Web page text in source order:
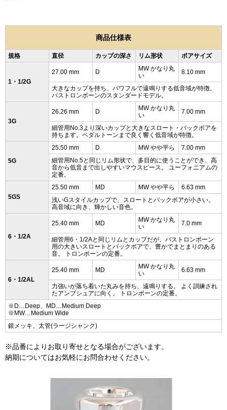
商品仕様表
規格 直径 カップの深さ リム形状 ボアサイズ
1・1/2G
27.00 mm D
MW かなり丸
い
8.10 mm
大きなカップを持ち、パワフルで遠鳴りする低音域が特徴。
バストロンボーンのスタンダードモデル。
3G
26.26 mm D
MW かなり丸
い
7.00 mm
細管用No.3より深いカップと大きなスロート・バックボアを
持ちます。ペダルトーンまで良く響く低音域が特徴。
5G
25.50 mm D MW やや平ら
7.00 mm
細管用No.5と同じリム形状で、多目的に使うことができ、高
音から低音まで出しやすいマウスピース。 ユーフォニアムの
定番。
5GS
25.50 mm MD MW やや平ら
6.63 mm
浅いGスタイルカップで、スロートとバックボアが小さい。
高音域に向き、輝かしい音色。
6・1/2A
25.40 mm MD
MW かなり丸
い
7.0 mm
細管用6・1/2Aと同じリムとカップだが、バストロンボーン
用の大きいスロートとバックボアで、豊かでまとまりのある
音。 トロンボーンの定番。
6・1/2AL
25.40 mm MD
MW かなり丸
い
6.63 mm
力強いが落ち着いた丸みを持ち、遠鳴りする。 よく訓練され
たアンブシュアに向く。 トロンボーンの定番。
※D…Deep、MD…Medium Deep
※MW…Medium Wide
銀メッキ、太管(ラージシャンク)
※品番によりお取り寄せとなる場合がございます。
納期についてはお気軽にお問合わせください。